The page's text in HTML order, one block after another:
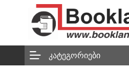
ᲙᲐᲢᲔᲒᲝᲠᲘᲔᲑᲘ